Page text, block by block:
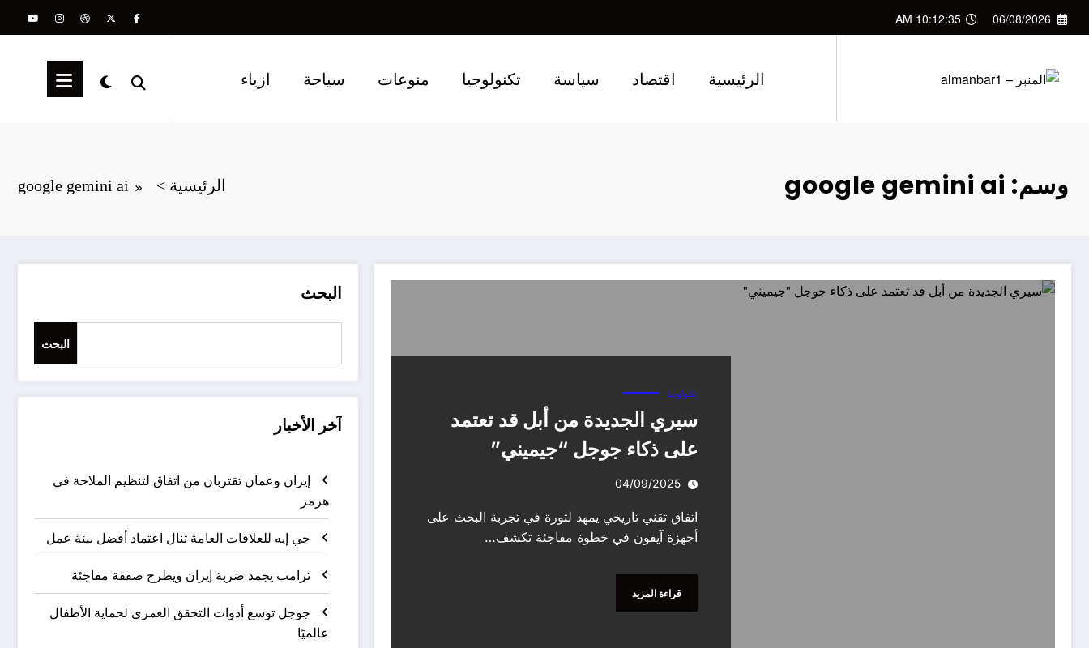
التجاوز 06/08/2026
10:12:36 AM
الرئيسية اقتصاد سياسة تكنولوجيا منوعات سياحة ازياء
وسم: google gemini ai الرئيسية google gemini ai
تكنولوجيا
سيري الجديدة من أبل قد تعتمد
على ذكاء جوجل “جيميني”
04/09/2025
اتفاق تقني تاريخي يمهد لثورة في تجربة البحث على
أجهزة آيفون في خطوة مفاجئة تكشف…
قراءة المزيد
البحث
البحث
آخر الأخبار
إيران وعمان تقتربان من اتفاق لتنظيم الملاحة في
هرمز
جي إيه للعلاقات العامة تنال اعتماد أفضل بيئة عمل
ترامب يجمد ضربة إيران ويطرح صفقة مفاجئة
جوجل توسع أدوات التحقق العمري لحماية الأطفال
عالميًا